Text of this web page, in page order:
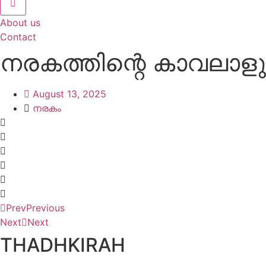
About us
Contact
നരകത്തിന്റെ
August 13, 2025
നരകം
PrevPrevious
Next Next
THADHKIRAH